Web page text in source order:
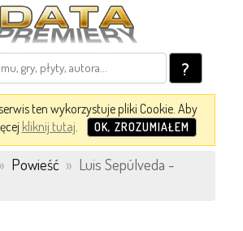
?
ten wykorzystuje pliki Cookie. Aby
kliknij tutaj. OK, ZROZUMIAŁEM
» Powieść » Luis Sepúlveda -